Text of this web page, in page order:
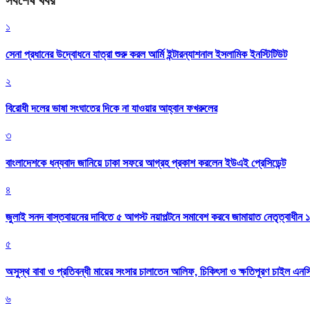
১
সেনা প্রধানের উদ্বোধনে যাত্রা শুরু করল আর্মি ইন্টারন্যাশনাল ইসলামিক ইনস্টিটিউট
২
বিরোধী দলের ভাষা সংঘাতের দিকে না যাওয়ার আহ্বান ফখরুলের
৩
বাংলাদেশকে ধন্যবাদ জানিয়ে ঢাকা সফরে আগ্রহ প্রকাশ করলেন ইউএই প্রেসিডেন্ট
৪
জুলাই সনদ বাস্তবায়নের দাবিতে ৫ আগস্ট নয়াপল্টনে সমাবেশ করবে জামায়াত নেতৃত্বাধীন
৫
অসুস্থ বাবা ও প্রতিবন্ধী মায়ের সংসার চালাতেন আলিফ, চিকিৎসা ও ক্ষতিপূরণ চাইল
৬